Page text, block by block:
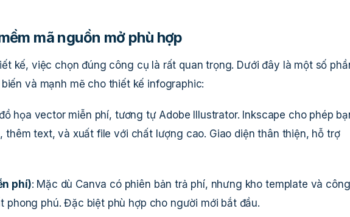
mã nguồn mở phù hợp
kế, việc chọn đúng công cụ là rất quan trọng. Dưới đây là một số
và mạnh mẽ cho thiết kế infographic:
họa vector miễn phí, tương tự Adobe Illustrator. Inkscape cho phép
thêm text, và xuất file với chất lượng cao. Giao diện thân thiện, hỗ trợ
phí): Mặc dù Canva có phiên bản trả phí, nhưng kho template và
phong phú. Đặc biệt phù hợp cho người mới bắt đầu.